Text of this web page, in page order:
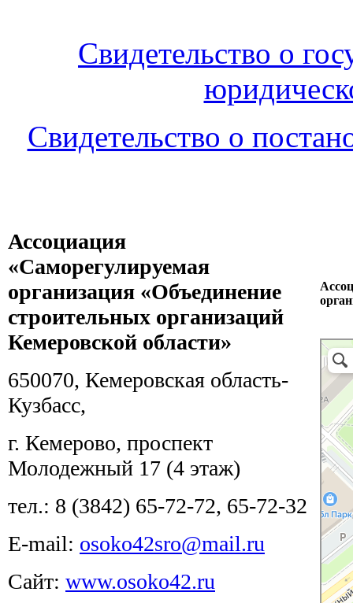
Свидетельство о
Свидетельство о
Ассоциация
«Саморегулируемая
организация «Объединение
строительных организаций
Кемеровской области»
650070, Кемеровская область-
Кузбасс,
г. Кемерово, проспект
Молодежный 17 (4 этаж)
тел.: 8 (3842) 65-72-72, 65-72-32
E-mail: osoko42sro@mail.ru
Сайт: www.osoko42.ru